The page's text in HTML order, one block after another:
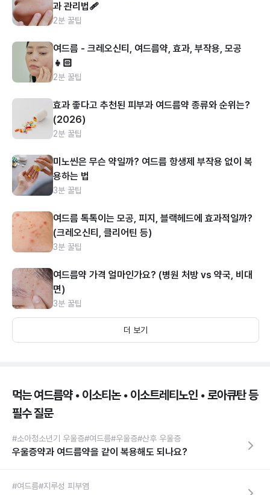
과 관리법🩹
2분 꿀팁
여드름 - 크레오신티, 여드름약, 효과, 부작용, 모공
👧🏻
2분 꿀팁
효과 좋다고 추천된 피부과 여드름약 종류와 순위는?
(2026)
2분 꿀팁
미노씬은 무슨 약일까? 여드름 항생제 부작용 없이 복
용하는 법
3분 꿀팁
여드름 톡톡이는 모공, 피지, 블랙헤드에 효과적일까?
(크레오신티, 클리어틴 등)
3분 꿀팁
여드름약 가격 얼마인가요? (병원 처방 vs 약국, 비대
면)
3분 꿀팁
더 보기
먹는 여드름약 • 이소티논 • 이소트레티노인 • 로아큐탄 등
필수 질문
#소아청소년기 우울증#여드름#우울증#산후 우울증
우울증약과 여드름약을 같이 복용해도 되나요?
#여드름#지루성 피부염